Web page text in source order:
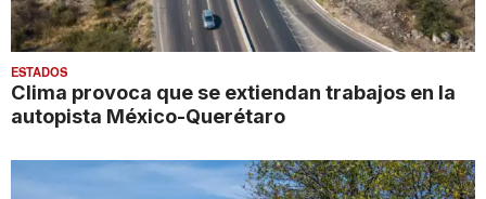
ESTADOS
Clima provoca que se extiendan trabajos en la
autopista México-Querétaro